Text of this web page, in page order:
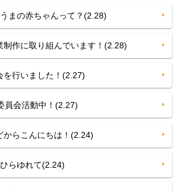
の赤ちゃんって？(2.28)
作に取り組んでいます！(2.28)
行いました！(2.27)
員会活動中！(2.27)
らこんにちは！(2.24)
らゆれて(2.24)